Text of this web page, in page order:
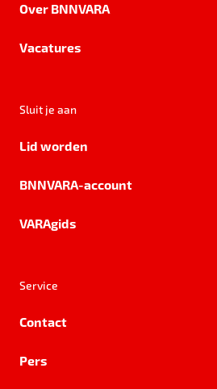
Over BNNVARA
Vacatures
Sluit je aan
Lid worden
BNNVARA-account
VARAgids
Service
Contact
Pers